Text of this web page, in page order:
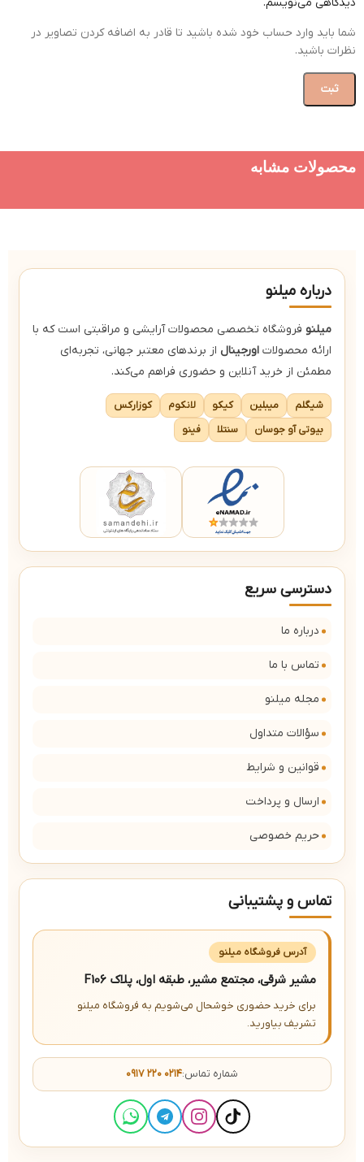
شما باید وارد حساب خود شده باشید تا قادر به اضافه کردن تصاویر در
نظرات باشید.
محصولات مشابه
درباره میلنو
میلنو فروشگاه تخصصی محصولات آرایشی و مراقبتی است که با
ارائه محصولات اورجینال از برندهای معتبر جهانی، تجربه‌ای
مطمئن از خرید آنلاین و حضوری فراهم می‌کند.
شیگلم میبلین کیکو لانکوم
کوزارکس
بیوتی آو جوسان
سنتلا فینو
دسترسی سریع
درباره ما
تماس با ما
مجله میلنو
سؤالات متداول
قوانین و شرایط
ارسال و پرداخت
حریم خصوصی
تماس و پشتیبانی
آدرس فروشگاه میلنو
مشیر شرقی، مجتمع مشیر، طبقه اول، پلاک F106
برای خرید حضوری خوشحال می‌شویم به فروشگاه میلنو
تشریف بیاورید.
شماره تماس:۰۹۱۷ ۲۲۰ ۰۲۱۴